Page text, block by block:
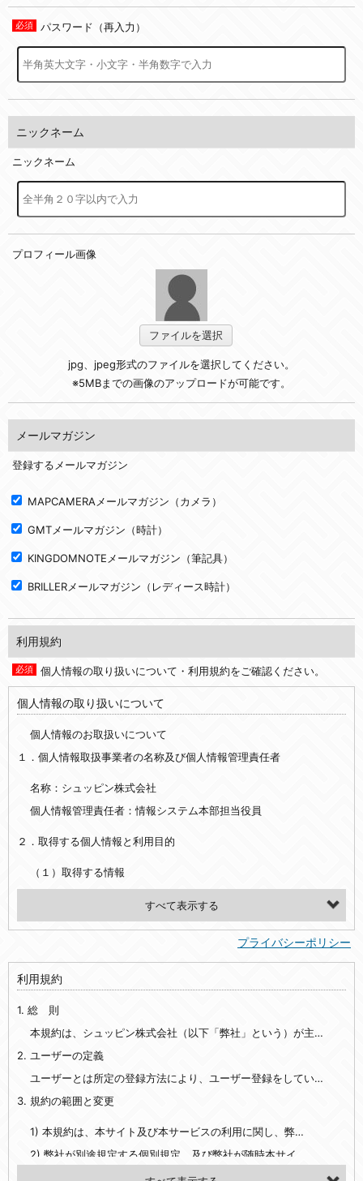
パスワード（再入力）
ニックネーム
ニックネーム
プロフィール画像
ファイルを選択
jpg、jpeg形式のファイルを選択してください。
※5MBまでの画像のアップロードが可能です。
メールマガジン
登録するメールマガジン
MAPCAMERAメールマガジン（カメラ）
GMTメールマガジン（時計）
KINGDOMNOTEメールマガジン（筆記具）
BRILLERメールマガジン（レディース時計）
利用規約
個人情報の取り扱いについて・利用規約をご確認ください。
個人情報の取り扱いについて
個人情報のお取扱いについて
１．個人情報取扱事業者の名称及び個人情報管理責任者
名称：シュッピン株式会社
個人情報管理責任者：情報システム本部担当役員
２．取得する個人情報と利用目的
（１）取得する情報
【シュッピン会員共通でご登録いただく情報】
・必須登録：氏名、生年月日、性別、住所、電話番号、メールアドレス、パスワード
・任意登録：ニックネーム、プロフィール画像、希望するメールマガジンの種類
【当社サービスをご利用時に当社が取得またはご提供いただく情報】
・法律上の要請等により、本人確認を行うための本人確認書類（運転免許証、健康保険証、住民票の写し等）、および当該書類に含まれる情報
・当社サービスのご利用履歴
・当社ウェブサイト・サービス内のクッキー情報
【外部サービスアカウントを利用される場合】
会員登録時にソーシャルネットワーキングサービス等の外部サービスとの連携を許可した場合には、その許可の際にご同意いただいた内容に基づき、当該外部サービスでユーザーが利用するIDおよび当該外部サービスのプライバシー設定によりお客様が当社に開示を認めた情報について取得いたします
プライバシーポリシー
利用規約
1. 総 則
本規約は、シュッピン株式会社（以下「弊社」という）が主催・運営するインターネット上のWebサイト『mapcamera.com』（以下「本サイト」という）及び本サイトを通じて提供されるサービス（以下「本サービス」といいます）をご利用いただく際の、ユーザーと弊社間の一切の関係に適用されます。
2. ユーザーの定義
ユーザーとは所定の登録方法により、ユーザー登録をしていただいた方をいいます。
3. 規約の範囲と変更
1) 本規約は、本サイト及び本サービスの利用に関し、弊社及び全てのユーザーに適用されます。>